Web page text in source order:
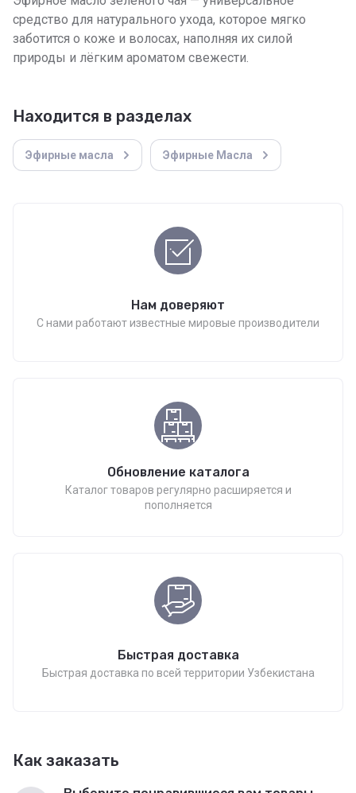
средство для натурального ухода, которое мягко
заботится о коже и волосах, наполняя их силой
природы и лёгким ароматом свежести.
Находится в разделах
Эфирные масла Эфирные Масла
Нам доверяют
С нами работают известные мировые производители
Обновление каталога
Каталог товаров регулярно расширяется и
пополняется
Быстрая доставка
Быстрая доставка по всей территории Узбекистана
Как заказать